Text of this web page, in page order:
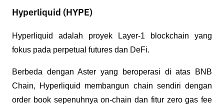
Hyperliquid (HYPE)
Hyperliquid adalah proyek Layer-1 blockchain yang
fokus pada perpetual futures dan DeFi.
Berbeda dengan Aster yang beroperasi di atas BNB
Chain, Hyperliquid membangun chain sendiri dengan
order book sepenuhnya on-chain dan fitur zero gas fee